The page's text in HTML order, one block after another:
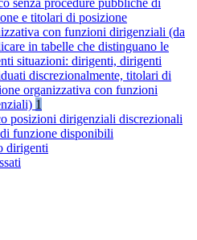
senza procedure pubbliche di
e titolari di posizione
con funzioni dirigenziali (da
in tabelle che distinguano le
situazioni: dirigenti, dirigenti
discrezionalmente, titolari di
organizzativa con funzioni
1
posizioni dirigenziali discrezionali
funzione disponibili
dirigenti